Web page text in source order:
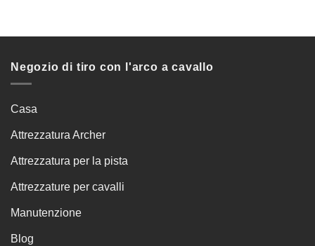
Negozio di tiro con l'arco a cavallo
Casa
Attrezzatura Archer
Attrezzatura per la pista
Attrezzature per cavalli
Manutenzione
Blog